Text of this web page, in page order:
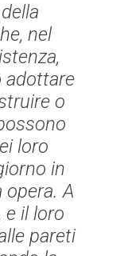
nel
adottare
o
loro
in
A
il loro
pareti